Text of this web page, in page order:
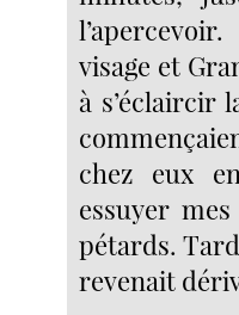
visage et
à s’éclaircir
chez eux
essuyer
pétards.
revenait